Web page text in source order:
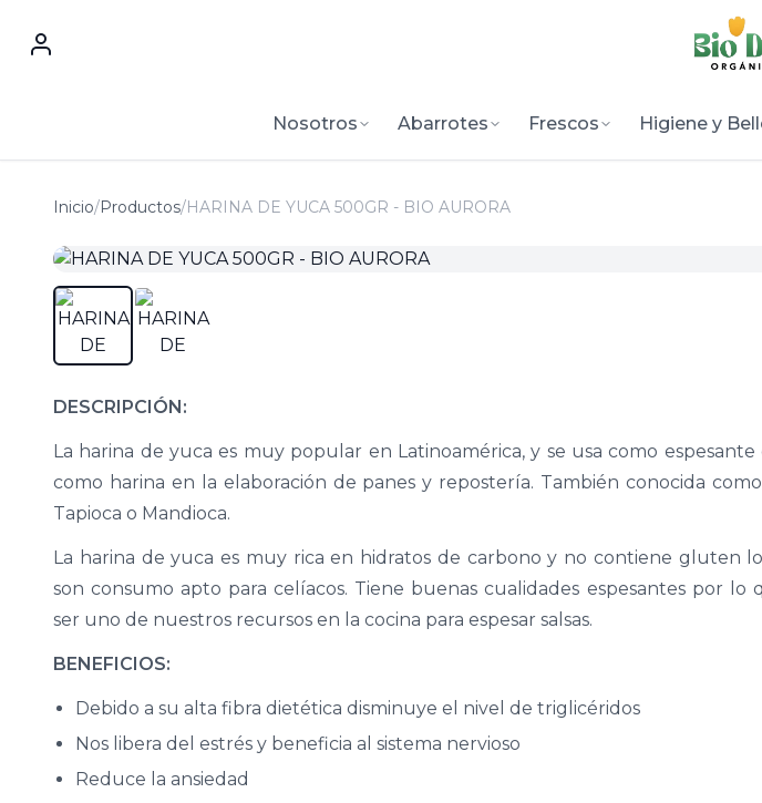
Nosotros Abarrotes Frescos Higiene y
Inicio/Productos/HARINA DE YUCA 500GR - BIO AURORA
DESCRIPCIÓN:
La harina de yuca es muy popular en Latinoamérica, y se usa como espesante
como harina en la elaboración de panes y repostería. También conocida
Tapioca o Mandioca.
La harina de yuca es muy rica en hidratos de carbono y no contiene gluten
son consumo apto para celíacos. Tiene buenas cualidades espesantes por lo
ser uno de nuestros recursos en la cocina para espesar salsas.
BENEFICIOS:
Debido a su alta fibra dietética disminuye el nivel de triglicéridos
Nos libera del estrés y beneficia al sistema nervioso
Reduce la ansiedad